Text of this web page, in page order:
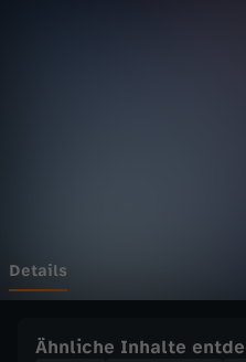
E
Details
Ähnliche Inhalte